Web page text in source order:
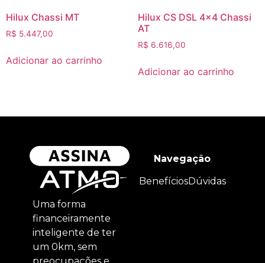
Hilux Chassi MT
R$ 5.447,00
Adicionar ao carrinho
Hilux CS DSL 4×4 Chassi
AT
R$ 6.616,00
Adicionar ao carrinho
Uma forma
financeiramente
inteligente de ter
um 0km, sem
preocupações e
Navegação
BenefíciosDúvidas